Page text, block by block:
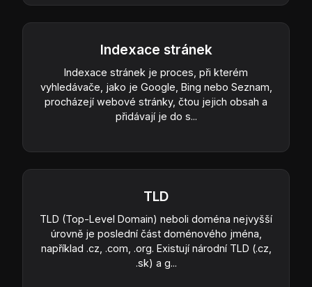
Indexace stránek
Indexace stránek je proces, při kterém
vyhledávače, jako je Google, Bing nebo Seznam,
procházejí webové stránky, čtou jejich obsah a
přidávají je do s...
TLD
TLD (Top-Level Domain) neboli doména nejvyšší
úrovně je poslední část doménového jména,
například .cz, .com, .org. Existují národní TLD (.cz,
.sk) a g...